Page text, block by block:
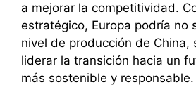
a mejorar la competitividad.
estratégico, Europa podría no
nivel de producción de China,
liderar la transición hacia un
más sostenible y responsable.